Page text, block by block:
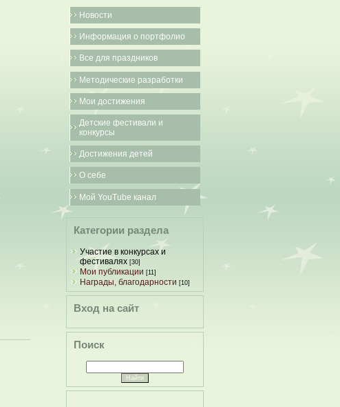
Новости
Информация о портфолио
Все для праздников
Методические разработки
Мои достижения
Детские фестивали и
конкурсы
Достижения детей
О себе
Мой YouTube канал
Категории раздела
Участие в конкурсах и
фестивалях [30]
Мои публикации [11]
Награды, благодарности [10]
Вход на сайт
Поиск